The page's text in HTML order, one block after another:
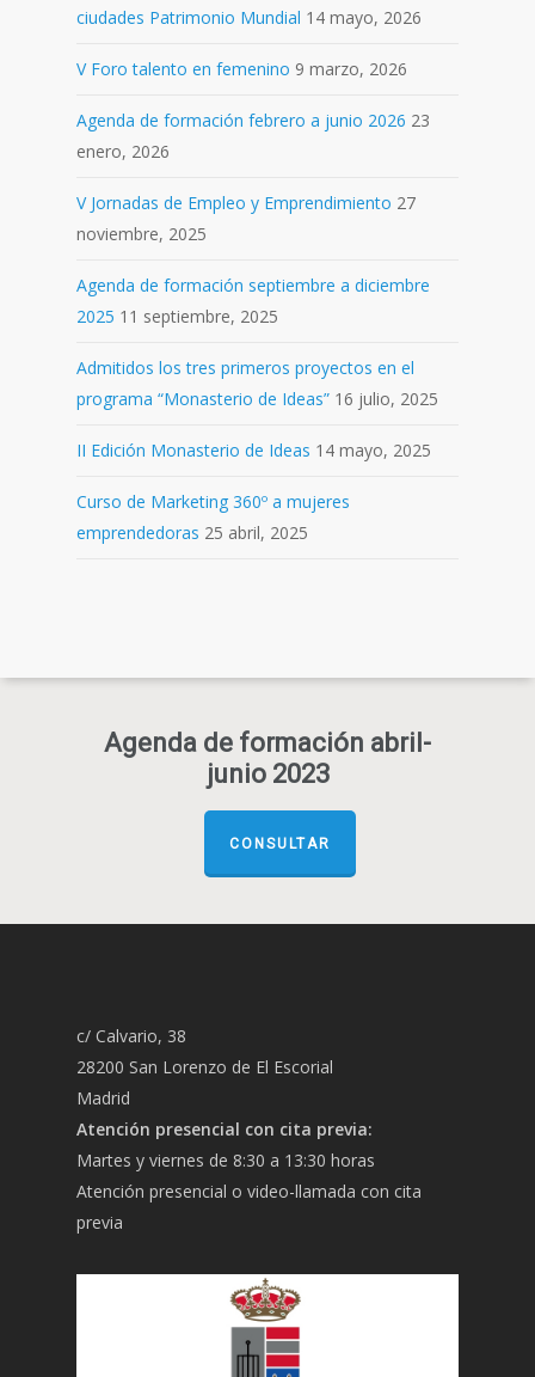
ciudades Patrimonio Mundial 14 mayo, 2026
V Foro talento en femenino 9 marzo, 2026
Agenda de formación febrero a junio 2026 23
enero, 2026
V Jornadas de Empleo y Emprendimiento 27
noviembre, 2025
Agenda de formación septiembre a diciembre
2025 11 septiembre, 2025
Admitidos los tres primeros proyectos en el
programa “Monasterio de Ideas” 16 julio, 2025
II Edición Monasterio de Ideas 14 mayo, 2025
Curso de Marketing 360º a mujeres
emprendedoras 25 abril, 2025
Agenda de formación abril-
junio 2023
CONSULTAR
c/ Calvario, 38
28200 San Lorenzo de El Escorial
Madrid
Atención presencial con cita previa:
Martes y viernes de 8:30 a 13:30 horas
Atención presencial o video-llamada con cita
previa